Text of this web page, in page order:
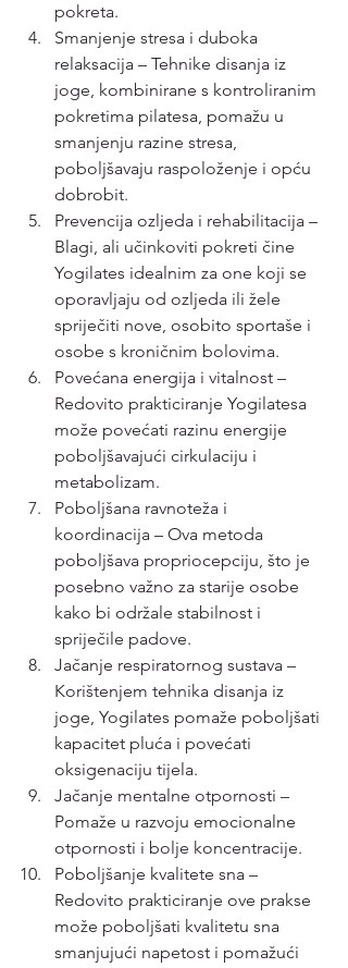
pokreta.
Smanjenje stresa i duboka
relaksacija – Tehnike disanja iz
joge, kombinirane s kontroliranim
pokretima pilatesa, pomažu u
smanjenju razine stresa,
poboljšavaju raspoloženje i opću
dobrobit.
Prevencija ozljeda i rehabilitacija –
Blagi, ali učinkoviti pokreti čine
Yogilates idealnim za one koji se
oporavljaju od ozljeda ili žele
spriječiti nove, osobito sportaše i
osobe s kroničnim bolovima.
Povećana energija i vitalnost –
Redovito prakticiranje Yogilatesa
može povećati razinu energije
poboljšavajući cirkulaciju i
metabolizam.
Poboljšana ravnoteža i
koordinacija – Ova metoda
poboljšava propriocepciju, što je
posebno važno za starije osobe
kako bi održale stabilnost i
spriječile padove.
Jačanje respiratornog sustava –
Korištenjem tehnika disanja iz
joge, Yogilates pomaže poboljšati
kapacitet pluća i povećati
oksigenaciju tijela.
Jačanje mentalne otpornosti –
Pomaže u razvoju emocionalne
otpornosti i bolje koncentracije.
Poboljšanje kvalitete sna –
Redovito prakticiranje ove prakse
može poboljšati kvalitetu sna
smanjujući napetost i pomažući